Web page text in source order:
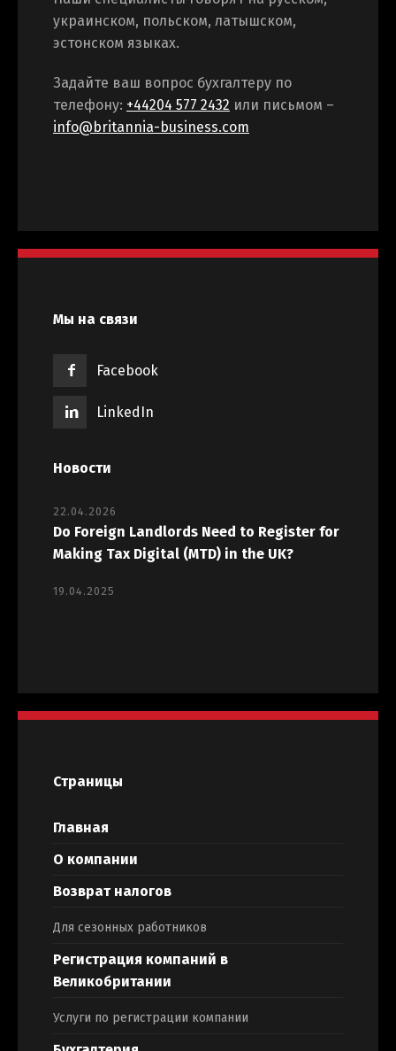
украинском, польском, латышском,
эстонском языках.
Задайте ваш вопрос бухгалтеру по
телефону: +44204 577 2432 или письмом –
info@britannia-business.com
Мы на связи
Facebook
LinkedIn
Новости
22.04.2026
Do Foreign Landlords Need to Register for
Making Tax Digital (MTD) in the UK?
19.04.2025
Страницы
Главная
О компании
Возврат налогов
Для сезонных работников
Регистрация компаний в
Великобритании
Услуги по регистрации компании